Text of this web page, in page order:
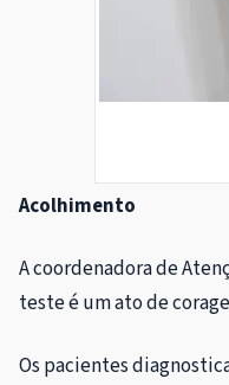
Acolhimento
A coordenadora de
teste é um ato de
Os pacientes